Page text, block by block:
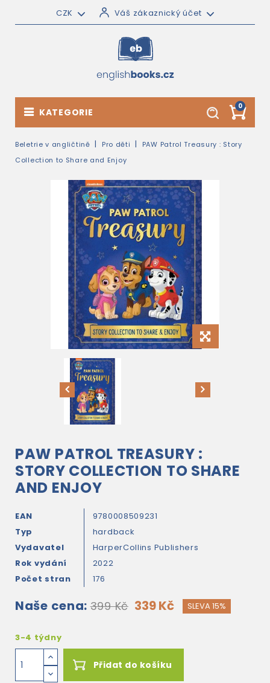
CZK Váš zákaznický účet
0
KATEGORIE
Beletrie v angličtině Pro děti
PAW Patrol Treasury : Story
Collection to Share and Enjoy
PAW PATROL TREASURY :
STORY COLLECTION TO SHARE
AND ENJOY
EAN
9780008509231
Typ
hardback
Vydavatel
HarperCollins Publishers
Rok vydání
2022
Počet stran
176
Naše cena: 399 Kč 339 Kč SLEVA 15%
3-4 týdny
Přidat do košíku